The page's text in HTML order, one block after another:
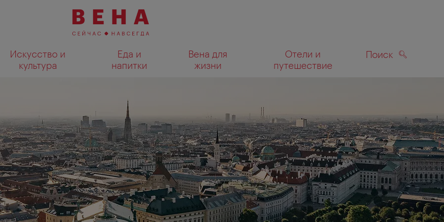
Искусство и
культура
Еда и
напитки
Вена для
жизни
Отели и
путешествие
Поиск